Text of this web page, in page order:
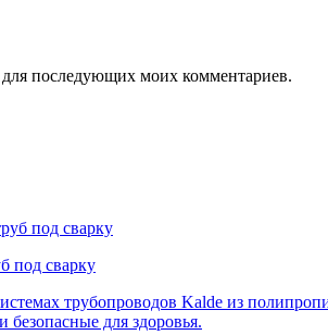
для последующих моих комментариев.
под сварку
трубопроводов Kalde из
для здоровья.